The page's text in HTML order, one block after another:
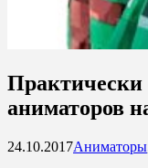
Практически
аниматоров
24.10.2017Аниматоры